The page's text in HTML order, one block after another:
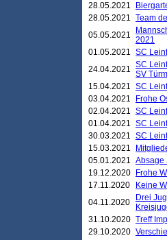
28.05.2021
28.05.2021 Team
05.05.2021 2021
01.05.2021 SC
24.04.2021 SC
SV
15.04.2021 SC
03.04.2021
Frohe
02.04.2021 SC
01.04.2021 SC
30.03.2021 SC
15.03.2021
05.01.2021 Absage
19.12.2020
Frohe
17.11.2020
Keine
04.11.2020
Drei
31.10.2020 Treff
29.10.2020